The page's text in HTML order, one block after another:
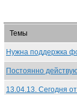
Темы
Нужна поддержка
Постоянно
13.04.13. Сегодня